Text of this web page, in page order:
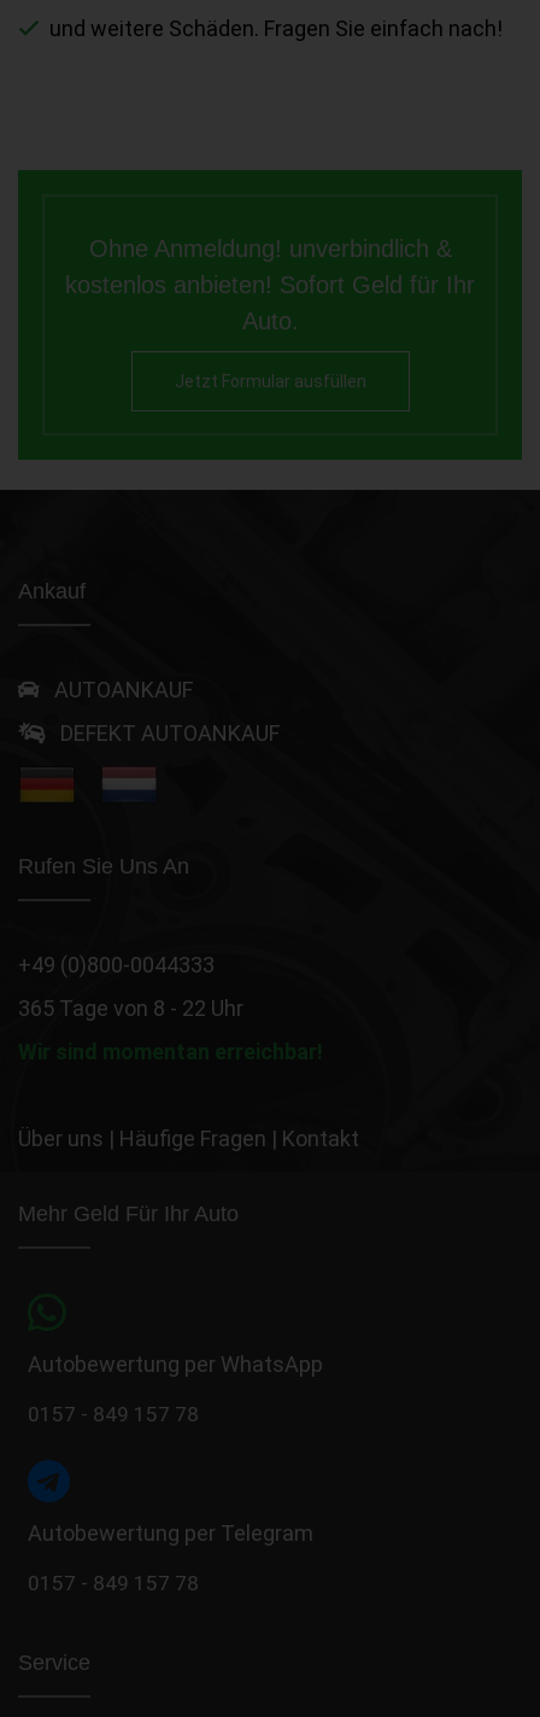
und weitere Schäden. Fragen Sie einfach nach!
Ohne Anmeldung! unverbindlich &
kostenlos anbieten! Sofort Geld für Ihr
Auto.
Jetzt Formular ausfüllen
Ankauf
AUTOANKAUF
DEFEKT AUTOANKAUF
Rufen Sie Uns An
+49 (0)800-0044333
365 Tage von 8 - 22 Uhr
Wir sind momentan erreichbar!
Über uns | Häufige Fragen | Kontakt
Mehr Geld Für Ihr Auto
Autobewertung per WhatsApp
0157 - 849 157 78
Autobewertung per Telegram
0157 - 849 157 78
Service